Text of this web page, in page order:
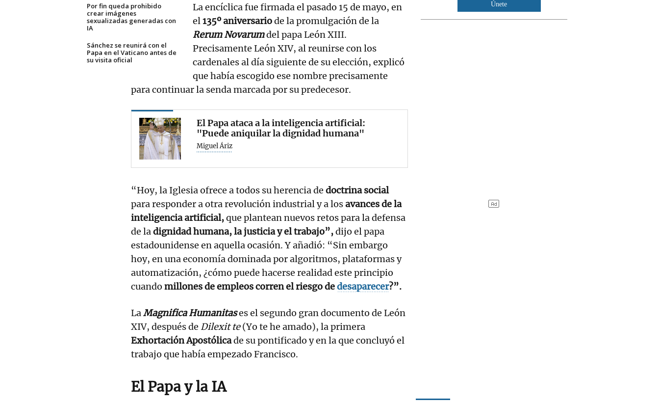
Por fin queda prohibido
crear imágenes
sexualizadas generadas con
IA
Sánchez se reunirá con el
Papa en el Vaticano antes de
su visita oficial
La encíclica fue firmada el pasado 15 de mayo, en
el135º aniversariode la promulgación de la
Rerum Novarumdel papa León XIII.
Precisamente León XIV, al reunirse con los
cardenales al día siguiente de su elección, explicó
que había escogido ese nombre precisamente
para continuar la senda marcada por su predecesor.
El Papa ataca a la inteligencia artificial:
"Puede aniquilar la dignidad humana"
Miguel Áriz
“Hoy, la Iglesia ofrece a todos su herencia de doctrina social
para responder a otra revolución industrial y a losavances de la
inteligencia artificial,que plantean nuevos retos para la defensa
de ladignidad humana, la justicia y el trabajo”,dijo el papa
estadounidense en aquella ocasión. Y añadió: “Sin embargo
hoy, en una economía dominada por algoritmos, plataformas y
automatización, ¿cómo puede hacerse realidad este principio
cuando millones de empleos corren el riesgo dedesaparecer?”.
LaMagnifica Humanitases el segundo gran documento de León
XIV, después de Dilexit te(Yo te he amado), la primera
Exhortación Apostólicade su pontificado y en la que concluyó el
trabajo que había empezado Francisco.
El Papa y la IA
Únete